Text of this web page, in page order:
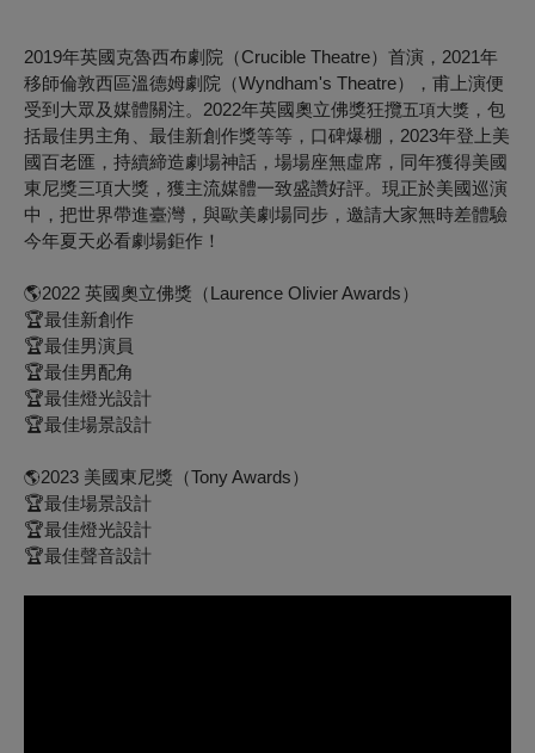
2019年英國克魯西布劇院（Crucible Theatre）首演，2021年
移師倫敦西區溫德姆劇院（Wyndham's Theatre），甫上演便
受到大眾及媒體關注。2022年英國 奧立佛獎狂攬五項大獎 ，包
括最佳男主角、最佳新創作獎等等，口碑爆棚，2023年登上美
國百老匯，持續締造劇場神話，場場座無虛席，同年獲得美國
東尼獎三項大獎，獲主流媒體一致盛讚好評。現正於美國巡演
中，把世界帶進臺灣，與歐美劇場同步，邀請大家無時差體驗
今年夏天必看劇場鉅作！
🌎2022 英國奧立佛獎（Laurence Olivier Awards）
🏆最佳新創作
🏆最佳男演員
🏆最佳男配角
🏆最佳燈光設計
🏆最佳場景設計
🌎2023 美國東尼獎（Tony Awards）
🏆最佳場景設計
🏆最佳燈光設計
🏆最佳聲音設計